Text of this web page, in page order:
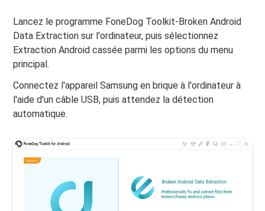
Lancez le programme FoneDog Toolkit-Broken Android
Data Extraction sur l'ordinateur, puis sélectionnez
Extraction Android cassée parmi les options du menu
principal.
Connectez l'appareil Samsung en brique à l'ordinateur à
l'aide d'un câble USB, puis attendez la détection
automatique.